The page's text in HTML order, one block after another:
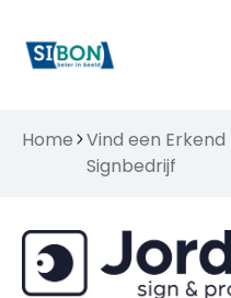
Home Vind een Erkend
Signbedrijf